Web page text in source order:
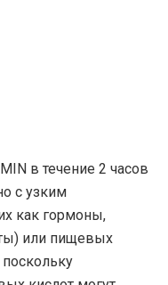
в течение 2 часов
с узким
как гормоны,
или пищевых